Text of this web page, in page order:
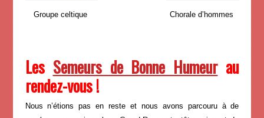
Groupe celtique Chorale d’hommes
Les Semeurs de Bonne Humeurau
rendez-vous !
Nous n’étions pas en reste et nous avons parcouru à de